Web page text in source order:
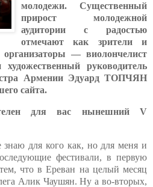
молодежи. Существенный
прирост молодежной
аудитории с радостью
отмечают как зрители и
— виолончелист
руководитель
Армении Эдуард ТОПЧЯН
сайта.
для вас нынешний V
для кого как, но для меня и
фестивали, в первую
что в Ереван на целый месяц
Алик Чаушян. Ну а во-вторых,